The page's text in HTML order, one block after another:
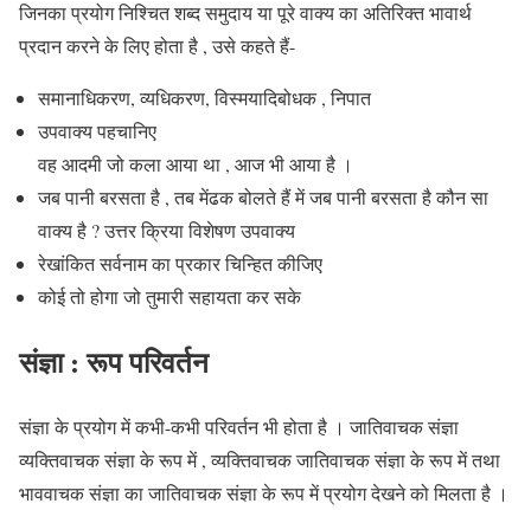
जिनका प्रयोग निश्चित शब्द समुदाय या पूरे वाक्य का अतिरिक्त भावार्थ
प्रदान करने के लिए होता है , उसे कहते हैं-
समानाधिकरण, व्यधिकरण, विस्मयादिबोधक , निपात
उपवाक्य पहचानिए
वह आदमी जो कला आया था , आज भी आया है ।
जब पानी बरसता है , तब मेंढक बोलते हैं में जब पानी बरसता है कौन सा
वाक्य है ? उत्तर क्रिया विशेषण उपवाक्य
रेखांकित सर्वनाम का प्रकार चिन्हित कीजिए
कोई तो होगा जो तुमारी सहायता कर सके
संज्ञा : रूप परिवर्तन
संज्ञा के प्रयोग में कभी-कभी परिवर्तन भी होता है । जातिवाचक संज्ञा
व्यक्तिवाचक संज्ञा के रूप में , व्यक्तिवाचक जातिवाचक संज्ञा के रूप में तथा
भाववाचक संज्ञा का जातिवाचक संज्ञा के रूप में प्रयोग देखने को मिलता है ।